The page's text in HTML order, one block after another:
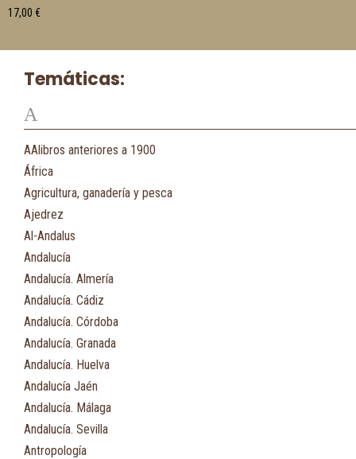
Temáticas:
A
AAlibros anteriores a 1900
África
Agricultura, ganadería y pesca
Ajedrez
Al-Andalus
Andalucía
Andalucía. Almería
Andalucía. Cádiz
Andalucía. Córdoba
Andalucía. Granada
Andalucía. Huelva
Andalucía Jaén
Andalucía. Málaga
Andalucía. Sevilla
Antropología
17,00 €